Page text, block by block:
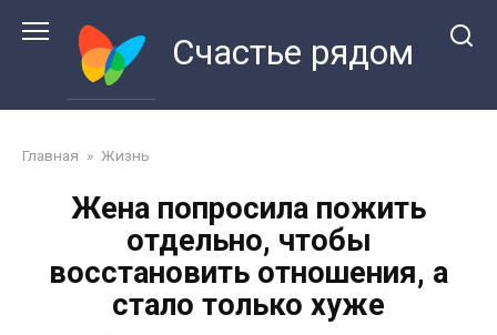
Счастье рядом
Главная » Жизнь
Жена попросила пожить
отдельно, чтобы
восстановить отношения, а
стало только хуже